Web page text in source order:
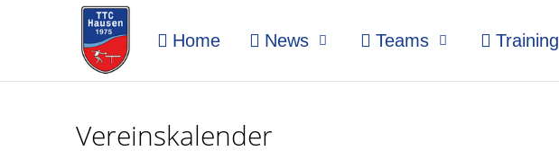
Home News Teams Training
Vereinskalender